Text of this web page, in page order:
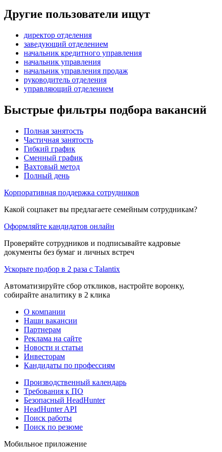
Другие пользователи ищут
директор отделения
заведующий отделением
начальник кредитного управления
начальник управления
начальник управления продаж
руководитель отделения
управляющий отделением
Быстрые фильтры подбора вакансий
Полная занятость
Частичная занятость
Гибкий график
Сменный график
Вахтовый метод
Полный день
Корпоративная поддержка сотрудников
Какой соцпакет вы предлагаете семейным сотрудникам?
Оформляйте кандидатов онлайн
Проверяйте сотрудников и подписывайте кадровые
документы без бумаг и личных встреч
Ускорьте подбор в 2 раза с Talantix
Автоматизируйте сбор откликов, настройте воронку,
собирайте аналитику в 2 клика
О компании
Наши вакансии
Партнерам
Реклама на сайте
Новости и статьи
Инвесторам
Кандидаты по профессиям
Производственный календарь
Требования к ПО
Безопасный HeadHunter
HeadHunter API
Поиск работы
Поиск по резюме
Мобильное приложение